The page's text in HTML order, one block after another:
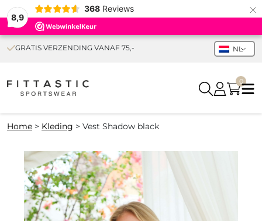
8,9
368 Reviews ×
GRATIS VERZENDING VANAF 75,- NL
0
Home > Kleding > Vest Shadow black